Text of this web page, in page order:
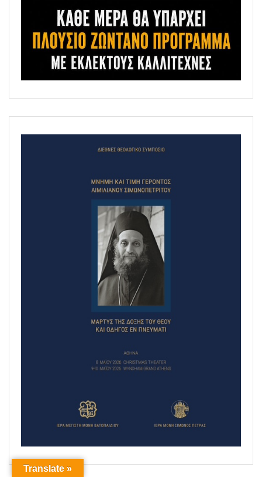
Translate »